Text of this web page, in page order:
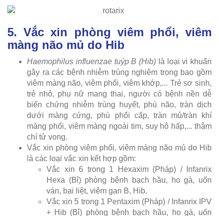
5. Vắc xin phòng viêm phổi, viêm
màng não mủ do Hib
Haemophilus influenzae tuýp B (Hib) là loại vi khuẩn
gây ra các bệnh nhiễm trùng nghiêm trọng bao gồm
viêm màng não, viêm phổi, viêm khớp,... Trẻ sơ sinh,
trẻ nhỏ, phụ nữ mang thai, người có bệnh nền dễ
biến chứng nhiễm trùng huyết, phù não, tràn dịch
dưới màng cứng, phù phổi cấp, tràn mủ/tràn khí
màng phổi, viêm màng ngoài tim, suy hô hấp,... thậm
chí tử vong.
Vắc xin phòng viêm phổi, viêm màng não mủ do Hib
là các loại vắc xin kết hợp gồm:
Vắc xin 6 trong 1 Hexaxim (Pháp) / Infanrix
Hexa (Bỉ) phòng bệnh bạch hầu, ho gà, uốn
ván, bại liệt, viêm gan B, Hib.
Vắc xin 5 trong 1 Pentaxim (Pháp) / Infanrix IPV
+ Hib (Bỉ) phòng bệnh bạch hầu, ho gà, uốn